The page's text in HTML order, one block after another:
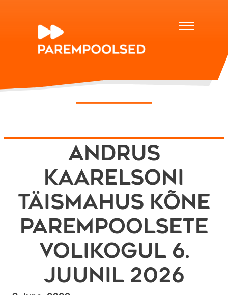
Andrus
Kaarelsoni
täismahus kõne
Parempoolsete
volikogul 6.
juunil 2026